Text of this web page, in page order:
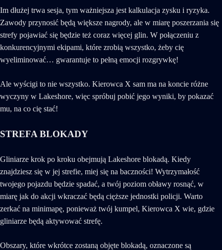
Im dłużej trwa sesja, tym ważniejsza jest kalkulacja zysku i ryzyka.
Zawody przynosić będą większe nagrody, ale w miarę poszerzania się
strefy pojawiać się będzie też coraz więcej glin. W połączeniu z
konkurencyjnymi ekipami, które zrobią wszystko, żeby cię
wyeliminować… gwarantuje to pełną emocji rozgrywkę!
Ale wyścigi to nie wszystko. Kierowca X sam ma na koncie różne
wyczyny w Lakeshore, więc spróbuj pobić jego wyniki, by pokazać
mu, na co cię stać!
STREFA BLOKADY
Gliniarze krok po kroku obejmują Lakeshore blokadą. Kiedy
znajdziesz się w jej strefie, miej się na baczności! Wytrzymałość
twojego pojazdu będzie spadać, a twój poziom obławy rosnąć, w
miarę jak do akcji wkraczać będą cięższe jednostki policji. Warto
zerkać na minimapę, ponieważ twój kumpel, Kierowca X wie, gdzie
gliniarze będą aktywować strefę.
Obszary, które wkrótce zostaną objęte blokadą, oznaczone są